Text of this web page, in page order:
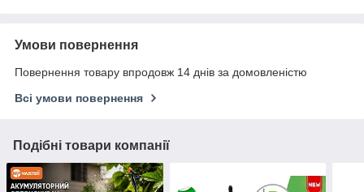
Умови повернення
Повернення товару впродовж 14 днів за домовленістю
Всі умови повернення
Подібні товари компанії